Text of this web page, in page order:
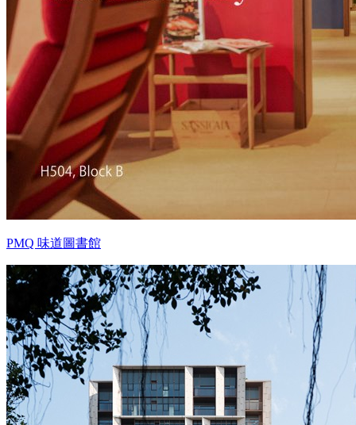
PMQ 味道圖書館